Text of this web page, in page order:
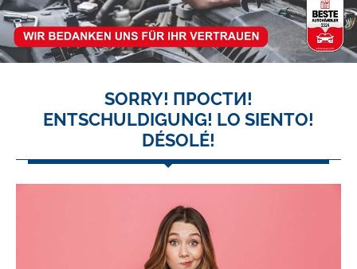
SORRY! ПРОСТИ!
ENTSCHULDIGUNG! LO SIENTO!
DÉSOLÉ!